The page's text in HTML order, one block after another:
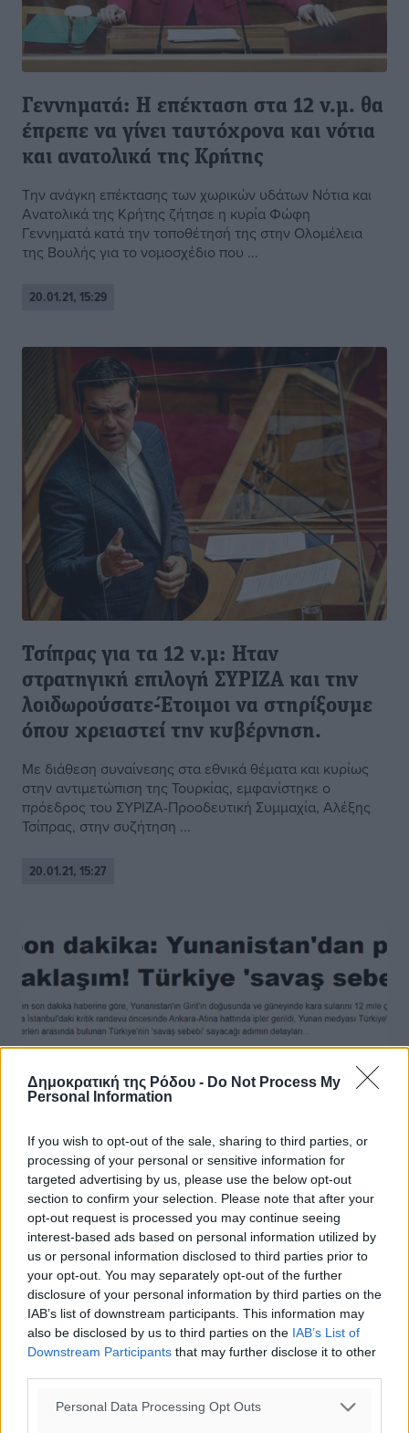
Δημοκρατική της Ρόδου - Do Not Process My
Personal Information
If you wish to opt-out of the sale, sharing to third parties, or
processing of your personal or sensitive information for
targeted advertising by us, please use the below opt-out
section to confirm your selection. Please note that after your
opt-out request is processed you may continue seeing
interest-based ads based on personal information utilized by
us or personal information disclosed to third parties prior to
your opt-out. You may separately opt-out of the further
disclosure of your personal information by third parties on the
IAB’s list of downstream participants. This information may
also be disclosed by us to third parties on the IAB’s List of
Downstream Participants that may further disclose it to other
Personal Data Processing Opt Outs
Γεννηματά: Η επέκταση στα 12 ν.μ. θα
έπρεπε να γίνει ταυτόχρονα και νότια
και ανατολικά της Κρήτης
Την ανάγκη επέκτασης των χωρικών υδάτων Νότια και
Ανατολικά της Κρήτης ζήτησε η κυρία Φώφη
Γεννηματά κατά την τοποθέτησή της στην Ολομέλεια
της Βουλής για το νομοσχέδιο που ...
20.01.21, 15:29
Τσίπρας για τα 12 ν.μ: Ηταν
στρατηγική επιλογή ΣΥΡΙΖΑ και την
λοιδωρούσατε-Έτοιμοι να στηρίξουμε
όπου χρειαστεί την κυβέρνηση.
Με διάθεση συναίνεσης στα εθνικά θέματα και κυρίως
στην αντιμετώπιση της Τουρκίας, εμφανίστηκε ο
πρόεδρος του ΣΥΡΙΖΑ-Προοδευτική Συμμαχία, Αλέξης
Τσίπρας, στην συζήτηση ...
20.01.21, 15:27
Τουρκικός Τύπος: Αιτία πολέμου η
επέκταση των χωρικών υδάτων της
Ελλάδας στα 12 ν.μ. ανατολικά της
Κρήτης
“Αιτία πολέμου” χαρακτηρίζει ο τουρκικός Τύπος τα όσα
δήλωσε ο Νίκος Δένδιας για την επέκταση των χωρικών
υδάτων στην Κρήτη, για την οποία ξεκαθάρισε πως θα
αφορά ...